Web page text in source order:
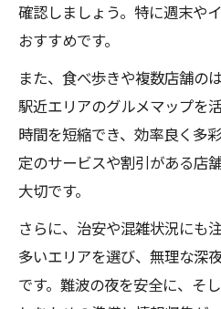
確認しましょう。特に週末や
おすすめです。
また、食べ歩きや複数店舗の
駅近エリアのグルメマップを
時間を短縮でき、効率良く多
定のサービスや割引がある店
大切です。
さらに、治安や混雑状況にも
多いエリアを選び、無理な深
です。難波の夜を安全に、そ